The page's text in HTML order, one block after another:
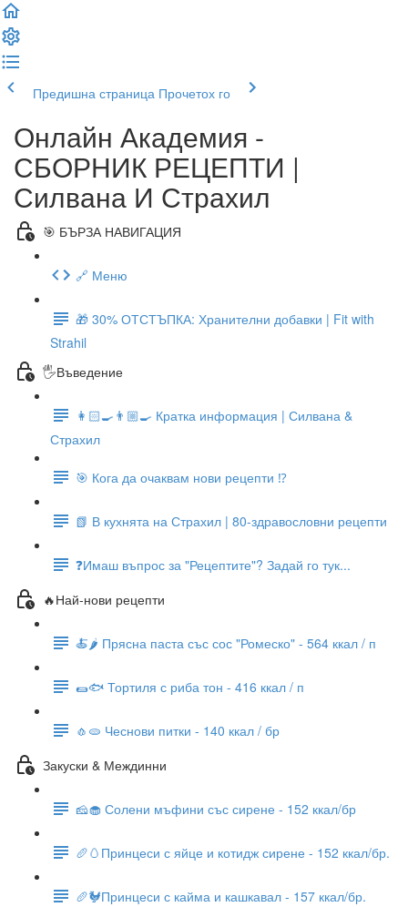
Предишна страница Прочетох го
Онлайн Академия -
СБОРНИК РЕЦЕПТИ |
Силвана И Страхил
🎯 БЪРЗА НАВИГАЦИЯ
🔗 Меню
🎁 30% ОТСТЪПКА: Хранителни добавки | Fit with
Strahil
🖐Въведение
👩🏻‍🍳👨🏼‍🍳 Кратка информация | Силвана &
Страхил
🎯 Кога да очаквам нови рецепти ⁉️
📗 В кухнята на Страхил | 80-здравословни рецепти
❓Имаш въпрос за "Рецептите"? Задай го тук...
🔥Най-нови рецепти
🍝🌶 Прясна паста със сос "Ромеско" - 564 ккал / п
🌯🐟 Тортиля с риба тон - 416 ккал / п
🧄🫓 Чеснови питки - 140 ккал / бр
Закуски & Междинни
🧀🧁 Солени мъфини със сирене - 152 ккал/бр
🥖🥚Принцеси с яйце и котидж сирене - 152 ккал/бр.
🥖🐓Принцеси с кайма и кашкавал - 157 ккал/бр.